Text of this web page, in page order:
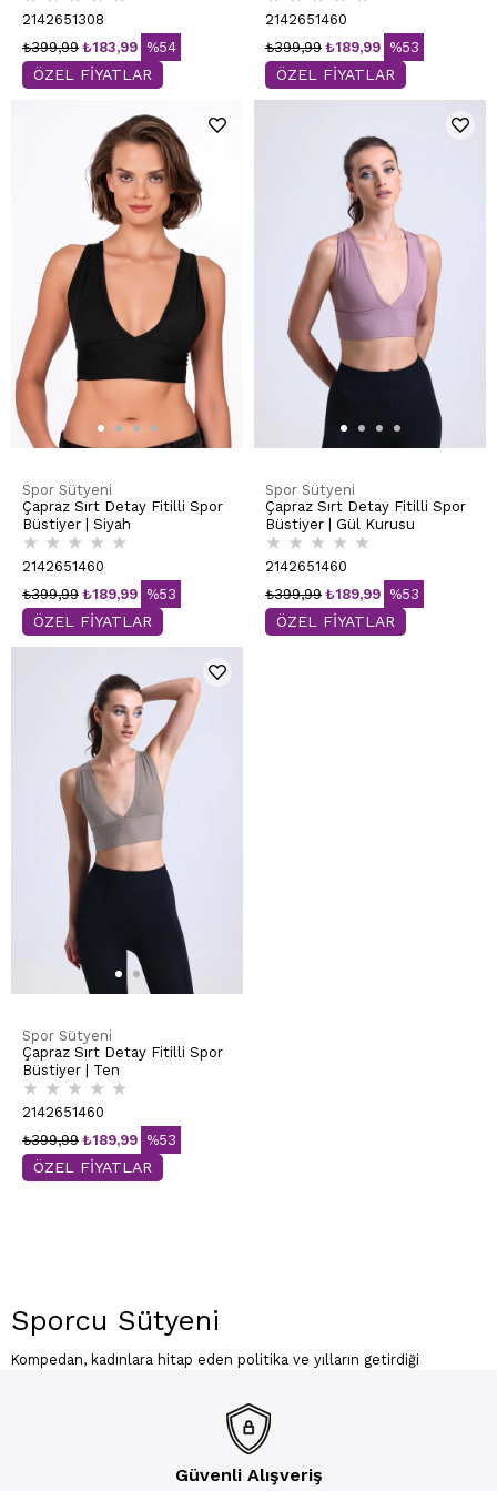
2142651308
₺183,99
₺399,99 %54
ÖZEL FİYATLAR
2142651460
₺189,99
₺399,99 %53
ÖZEL FİYATLAR
Spor Sütyeni
Çapraz Sırt Detay Fitilli Spor
Büstiyer | Siyah
★ ★ ★ ★ ★
2142651460
₺189,99
₺399,99 %53
ÖZEL FİYATLAR
Spor Sütyeni
Çapraz Sırt Detay Fitilli Spor
Büstiyer | Gül Kurusu
★ ★ ★ ★ ★
2142651460
₺189,99
₺399,99 %53
ÖZEL FİYATLAR
Spor Sütyeni
Çapraz Sırt Detay Fitilli Spor
Büstiyer | Ten
★ ★ ★ ★ ★
2142651460
₺189,99
₺399,99 %53
ÖZEL FİYATLAR
Sporcu Sütyeni
Kompedan, kadınlara hitap eden politika ve yılların getirdiği
spor esnasında hareketlerinizi özgürleştirir. Destekli, büstiyer, fitilli
tasarımları ile her tarza hitap eden modeller, büyük beden
seçeneklerine de sahiptir. Tasarımları inceleyerek tarzınıza sportif
eklemeler yapabilir, görüntünüz ile trendleri yakalarken
rahatlığınızdan taviz vermeyebilirsiniz.
Güvenli Alışveriş